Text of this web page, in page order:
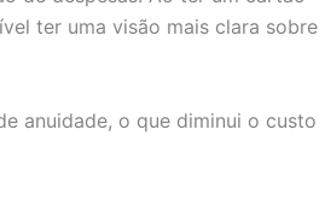
ter uma visão mais clara sobre
anuidade, o que diminui o custo